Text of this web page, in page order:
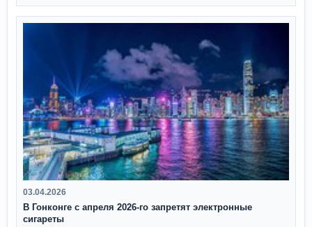
03.04.2026
В Гонконге с апреля 2026‑го запретят электронные
сигареты